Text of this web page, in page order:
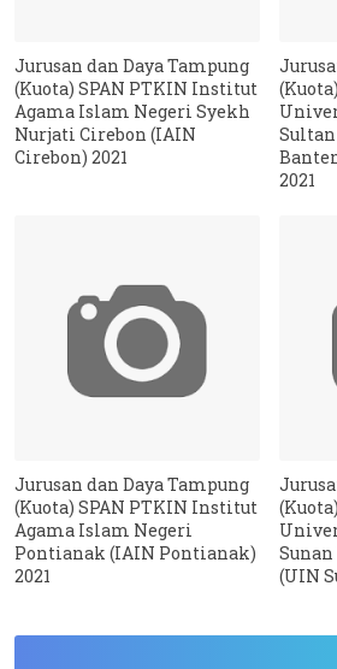
Jurusan dan Daya Tampung
(Kuota) SPAN PTKIN Institut
Agama Islam Negeri Syekh
Nurjati Cirebon (IAIN
Cirebon) 2021
2021
Jurusan dan Daya Tampung
(Kuota) SPAN PTKIN Institut
Agama Islam Negeri
Pontianak (IAIN Pontianak)
2021
(UIN